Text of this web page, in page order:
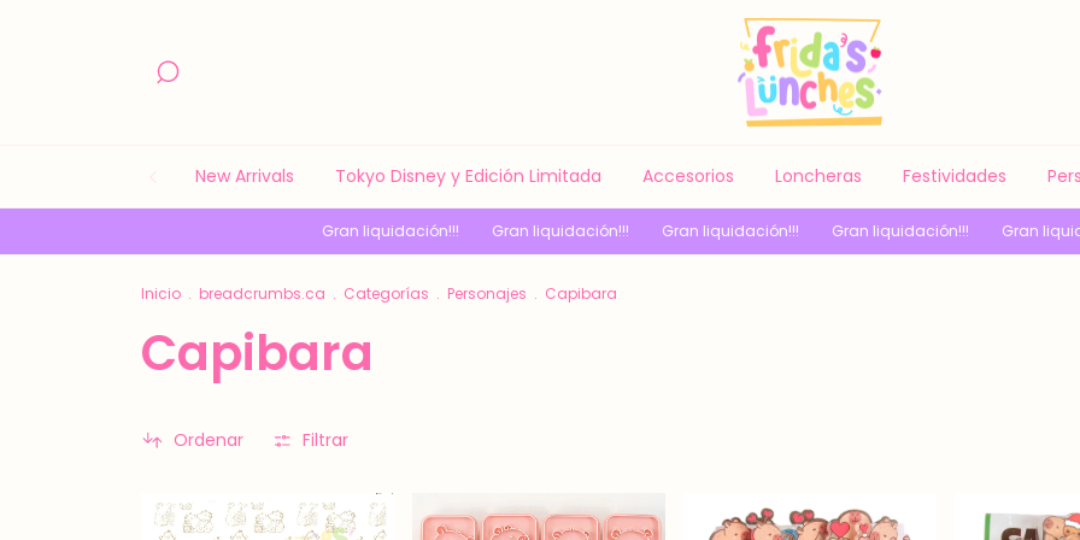
New Arrivals Tokyo Disney y Edición Limitada Accesorios Loncheras Festividades
Gran liquidación!!! Gran liquidación!!! Gran liquidación!!! Gran liquidación!!! Gran liquidación!!!
Inicio . breadcrumbs.ca . Categorías . Personajes . Capibara
Capibara
Ordenar Filtrar